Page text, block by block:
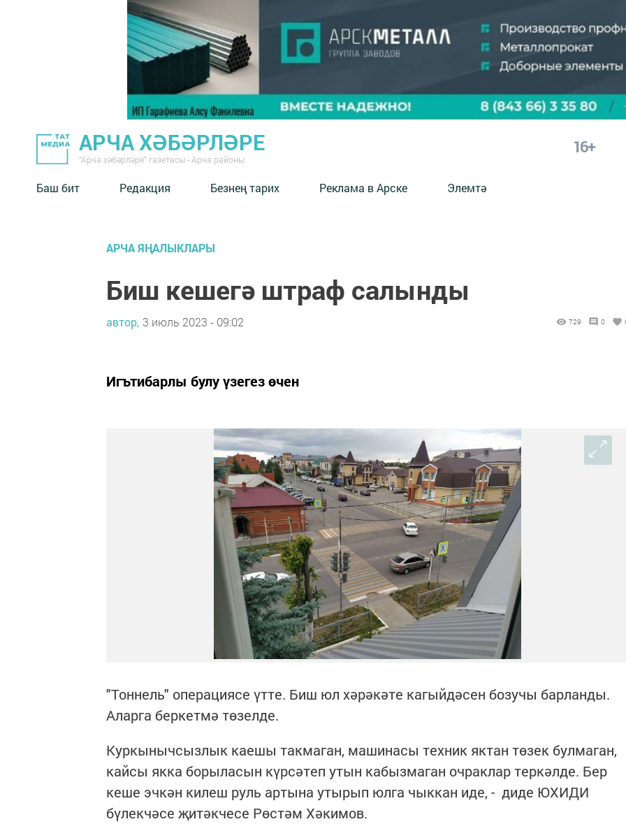
АРЧА ХӘБӘРЛӘРЕ
"Арча хәбәрләре" газетасы - Арча районы
16+
Баш бит Редакция Безнең тарих Реклама в Арске Элемтә
АРЧА ЯҢАЛЫКЛАРЫ
Биш кешегә штраф салынды
автор, 3 июль 2023 - 09:02 729 0
Игътибарлы булу үзегез өчен
"Тоннель" операциясе үтте. Биш юл хәрәкәте кагыйдәсен бозучы барланды.
Аларга беркетмә төзелде.
Куркынычсызлык каешы такмаган, машинасы техник яктан төзек булмаган,
кайсы якка борыласын күрсәтеп утын кабызмаган очраклар теркәлде. Бер
кеше эчкән килеш руль артына утырып юлга чыккан иде, - диде ЮХИДИ
бүлекчәсе җитәкчесе Рөстәм Хәкимов.